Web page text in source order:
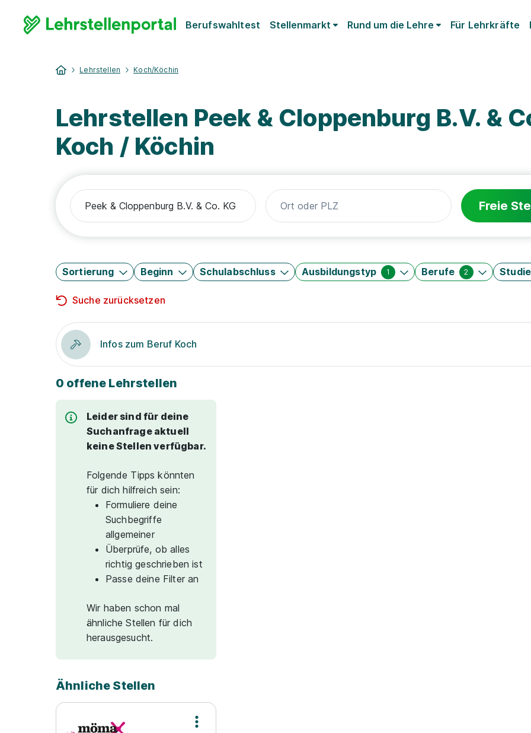
Berufswahltest Stellenmarkt Rund um die Lehre Für Lehrkräfte
Lehrstellen Koch/Köchin
Lehrstellen Peek & Cloppenburg B.V. &
Koch / Köchin
Freie
Sortierung Beginn Schulabschluss Ausbildungstyp 1 Berufe 2
Suche zurücksetzen
Infos zum Beruf Koch
0 offene Lehrstellen
Leider sind für deine
Suchanfrage aktuell
keine Stellen verfügbar.
Folgende Tipps könnten
für dich hilfreich sein:
Formuliere deine
Suchbegriffe
allgemeiner
Überprüfe, ob alles
richtig geschrieben ist
Passe deine Filter an
Wir haben schon mal
ähnliche Stellen für dich
herausgesucht.
Ähnliche Stellen